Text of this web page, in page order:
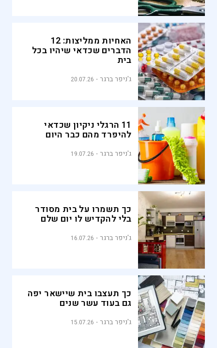
האחיות ממליצות: 12
הדברים שכדאי שיהיו בכל
בית
ג'ניפר ברגר 20.07.26
11 הרגלי ניקיון שכדאי
להיפרד מהם כבר היום
ג'ניפר ברגר 19.07.26
כך תשמרו על בית מסודר
בלי להקדיש לו יום שלם
ג'ניפר ברגר 16.07.26
כך תעצבו בית שיישאר יפה
גם בעוד עשר שנים
ג'ניפר ברגר 15.07.26